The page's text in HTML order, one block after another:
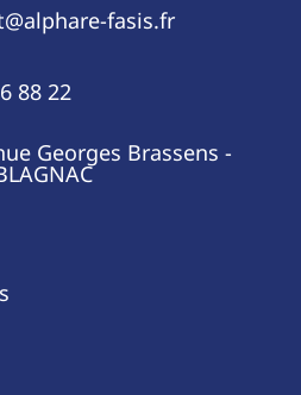
fasis.fr
88 22
Georges Brassens -